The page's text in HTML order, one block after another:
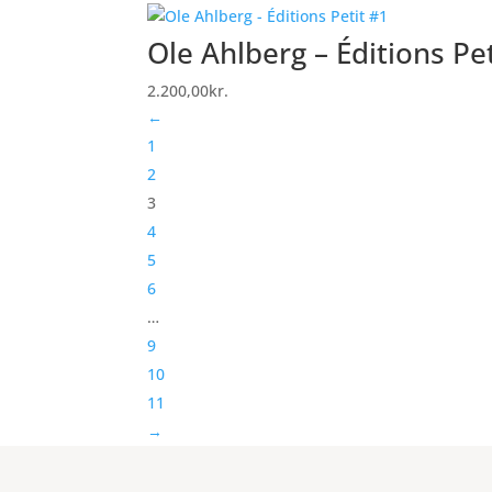
Ole Ahlberg – Éditions
2.200,00kr.
←
1
2
3
4
5
6
…
9
10
11
→